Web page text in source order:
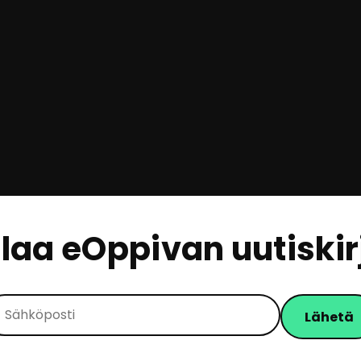
eOppivan